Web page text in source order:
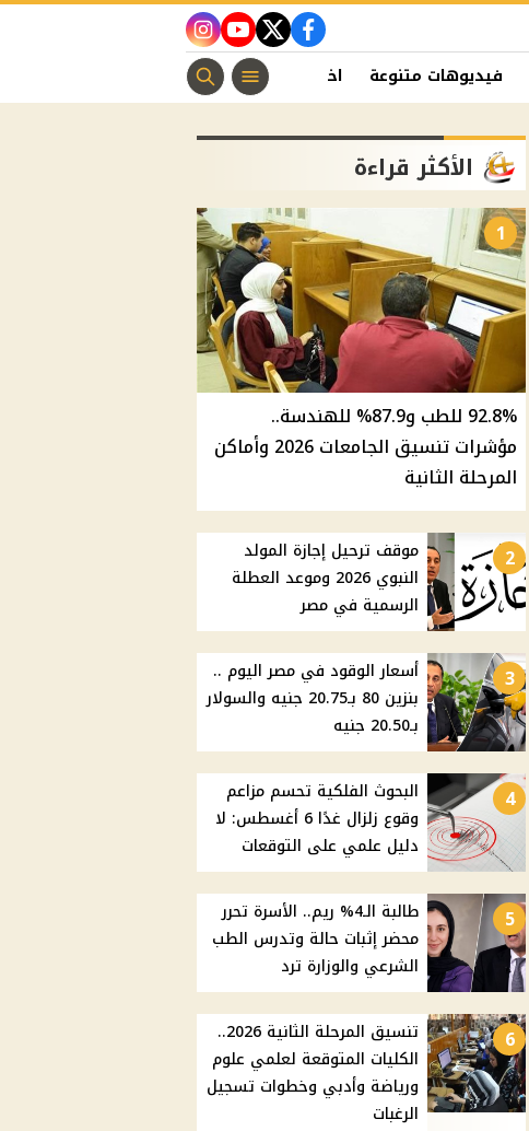
facebook
twitter
youtube
instagram
فيديوهات متنوعة اخبار الفن منوعات مسيحية
الأكثر قراءة
1
92.8% للطب و87.9% للهندسة..
مؤشرات تنسيق الجامعات 2026 وأماكن
المرحلة الثانية
2
موقف ترحيل إجازة المولد
النبوي 2026 وموعد العطلة
الرسمية في مصر
3
أسعار الوقود في مصر اليوم ..
بنزين 80 بـ20.75 جنيه والسولار
بـ20.50 جنيه
4
البحوث الفلكية تحسم مزاعم
وقوع زلزال غدًا 6 أغسطس: لا
دليل علمي على التوقعات
5
طالبة الـ4% ريم.. الأسرة تحرر
محضر إثبات حالة وتدرس الطب
الشرعي والوزارة ترد
6
تنسيق المرحلة الثانية 2026..
الكليات المتوقعة لعلمي علوم
ورياضة وأدبي وخطوات تسجيل
الرغبات